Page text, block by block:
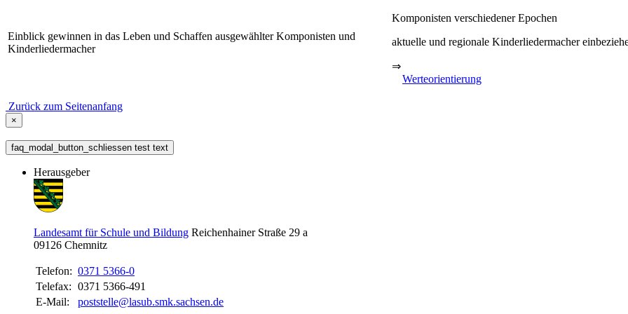
Einblick gewinnen in das Leben und Schaffen ausgewählter Komponisten und
Kinderliedermacher
Komponisten verschiedener Epochen
aktuelle und regionale Kinderliedermacher
⇒
Werteorientierung
Zurück zum Seitenanfang
×
faq_modal_button_schliessen test text
Herausgeber
Landesamt für Schule und Bildung Reichenhainer Straße 29 a
09126 Chemnitz
Telefon: 0371 5366-0
Telefax: 0371 5366-491
E-Mail:
poststelle@lasub.smk.sachsen.de